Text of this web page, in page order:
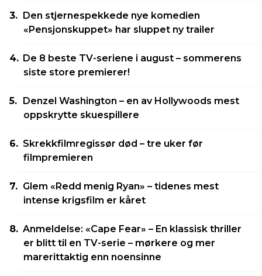
Den stjernespekkede nye komedien
«Pensjonskuppet» har sluppet ny trailer
De 8 beste TV-seriene i august – sommerens
siste store premierer!
Denzel Washington – en av Hollywoods mest
oppskrytte skuespillere
Skrekkfilmregissør død – tre uker før
filmpremieren
Glem «Redd menig Ryan» – tidenes mest
intense krigsfilm er kåret
Anmeldelse: «Cape Fear» – En klassisk thriller
er blitt til en TV-serie – mørkere og mer
marerittaktig enn noensinne